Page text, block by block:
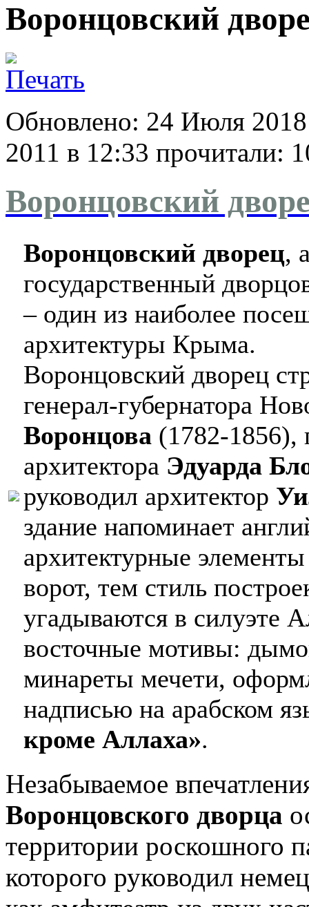
Воронцовский
Обновлено: 24 Июля
2011 в 12:33 прочитали:
Воронцовский
Воронцовский дворец,
государственный
– один из наиболее
архитектуры Крыма.
Воронцовский дворец
генерал-губернатора
Воронцова (1782-1856),
архитектора Эдуарда
руководил архитектор
здание напоминает
архитектурные
ворот, тем стиль
угадываются в силуэте
восточные мотивы:
минареты мечети,
надписью на арабском
кроме Аллаха».
Незабываемое
Воронцовского дворца
территории роскошного
которого руководил